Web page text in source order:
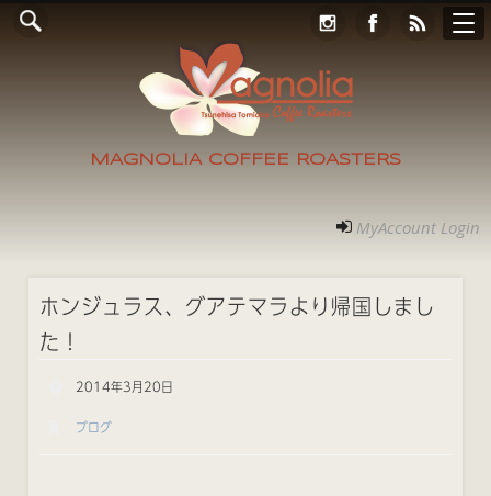
MAGNOLIA COFFEE ROASTERS
ホーム
ご案内
Online Store
フォト
アクセス
コンタクト
RECRUIT
MyAccount Login
MyAccount Login
ホンジュラス、グアテマラより帰国しまし
た！
2014年3月20日
ブログ